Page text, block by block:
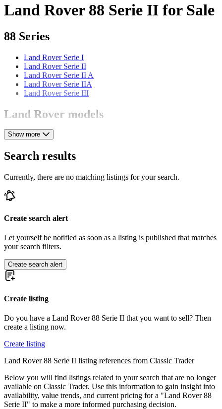
Land Rover 88 Serie II for Sale
88 Series
Land Rover Serie I
Land Rover Serie II
Land Rover Serie II A
Land Rover Serie IIA
Land Rover Serie III
Land Rover models
Land Rover 109
Land Rover 86
Land Rover Defender
Land Rover Forward Control
Land Rover Range Rover Velar
Show more
Search results
Currently, there are no matching listings for your search.
Create search alert
Let yourself be notified as soon as a listing is published that matches
your search filters.
Create search alert
Create listing
Do you have a Land Rover 88 Serie II that you want to sell? Then
create a listing now.
Create listing
Land Rover 88 Serie II listing references from Classic Trader
Below you will find listings related to your search that are no longer
available on Classic Trader. Use this information to gain insight into
availability, value trends, and current pricing for a "Land Rover 88
Serie II" to make a more informed purchasing decision.